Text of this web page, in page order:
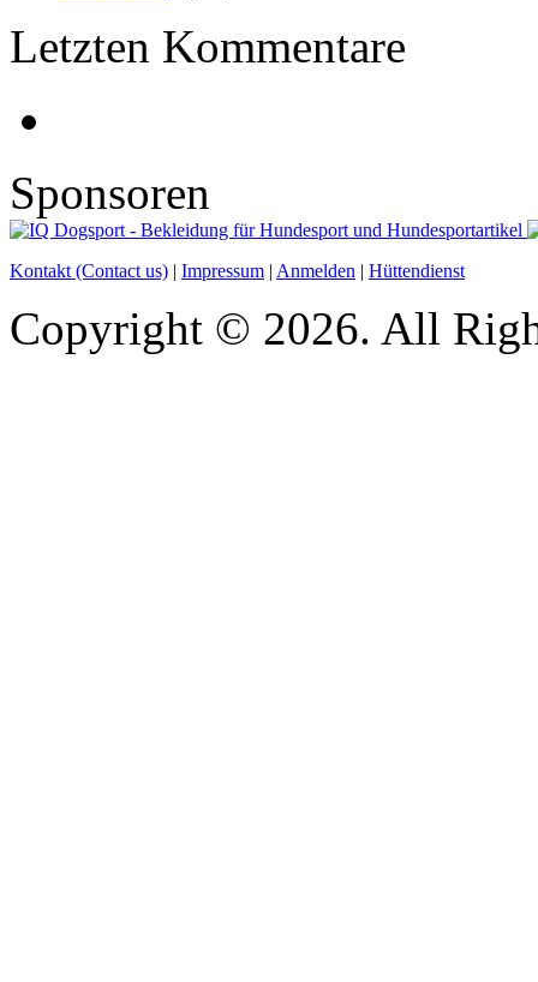
Letzten Kommentare
Sponsoren
Kontakt (Contact us) | Impressum | Anmelden | Hüttendienst
Copyright © 2026. All